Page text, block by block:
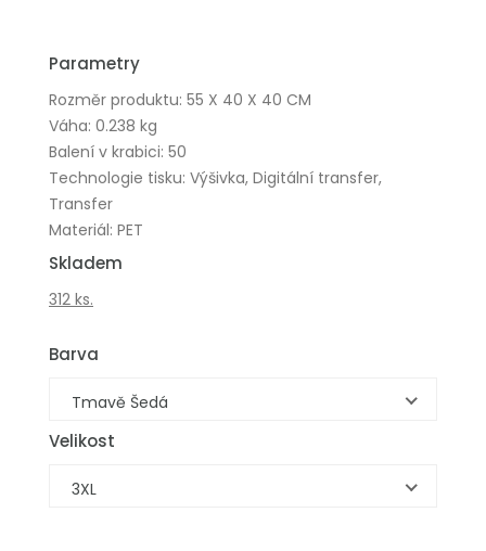
Parametry
Rozměr produktu: 55 X 40 X 40 CM
Váha: 0.238 kg
Balení v krabici: 50
Technologie tisku: Výšivka, Digitální transfer,
Transfer
Materiál: PET
Skladem
312 ks.
Barva
Tmavě Šedá
Velikost
3XL